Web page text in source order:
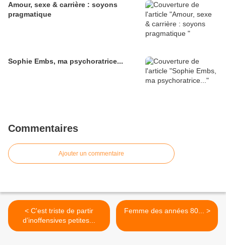
Amour, sexe & carrière : soyons
pragmatique
Sophie Embs, ma psychoratrice...
Commentaires
Ajouter un commentaire
< C'est triste de partir
d’inoffensives petites...
Femme des années 80... >